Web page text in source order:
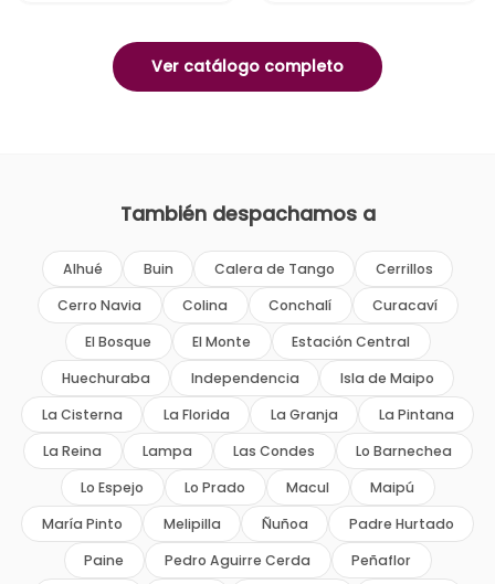
Ver catálogo completo
También despachamos a
Alhué Buin Calera de Tango
Cerrillos
Cerro Navia
Colina Conchalí
Curacaví
El Bosque
El Monte
Estación Central
Huechuraba
Independencia
Isla de Maipo
La Cisterna
La Florida La Granja
La Pintana
La Reina
Lampa Las Condes
Lo Barnechea
Lo Espejo
Lo Prado Macul
Maipú
María Pinto
Melipilla Ñuñoa
Padre Hurtado
Paine
Pedro Aguirre Cerda Peñaflor